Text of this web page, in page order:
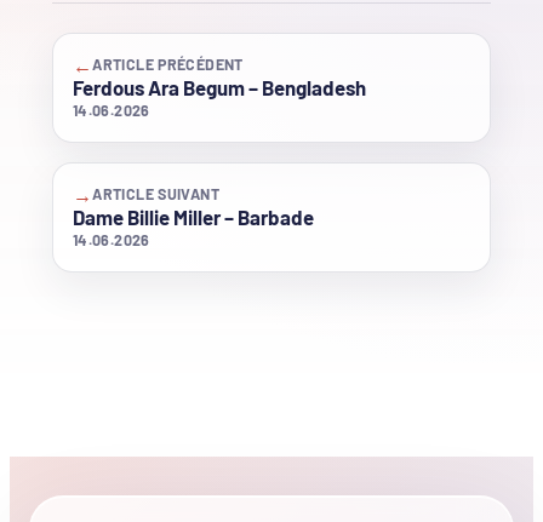
←ARTICLE PRÉCÉDENT
Ferdous Ara Begum – Bengladesh
14.06.2026
→ARTICLE SUIVANT
Dame Billie Miller – Barbade
14.06.2026